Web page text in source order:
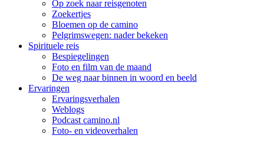
Op zoek naar reisgenoten
Zoekertjes
Bloemen op de camino
Pelgrimswegen: nader bekeken
Spirituele reis
Bespiegelingen
Foto en film van de maand
De weg naar binnen in woord en beeld
Ervaringen
Ervaringsverhalen
Weblogs
Podcast camino.nl
Foto- en videoverhalen